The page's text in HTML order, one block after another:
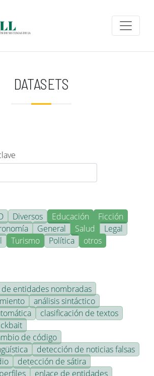
DATASETS
Diversos Educación
Ficción
General Salud
Legal
Turismo Política otros
entidades nombradas
análisis sintáctico
clasificación de textos
de código
detección de noticias falsas
detección de sátira
enlace de entidades